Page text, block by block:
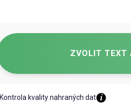
ZVOLIT TEXT
Kontrola kvality nahraných dat